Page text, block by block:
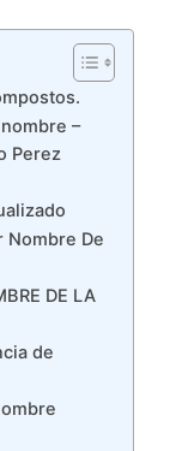
–
Perez
Nombre De
DE LA
de